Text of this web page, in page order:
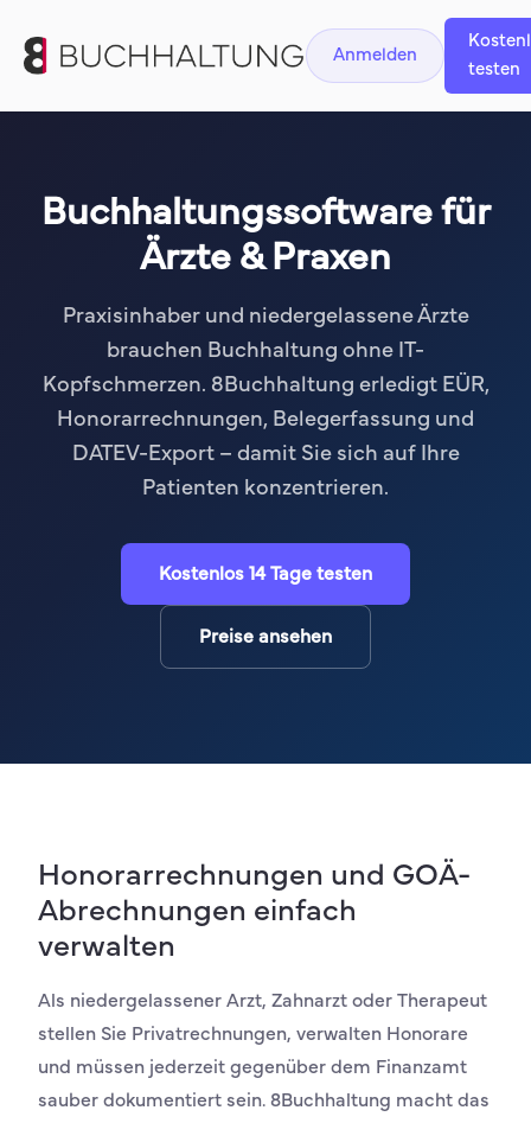
Anmelden
testen
Buchhaltungssoftware für
Ärzte & Praxen
Praxisinhaber und niedergelassene Ärzte
brauchen Buchhaltung ohne IT-
Kopfschmerzen. 8Buchhaltung erledigt EÜR,
Honorarrechnungen, Belegerfassung und
DATEV-Export – damit Sie sich auf Ihre
Patienten konzentrieren.
Kostenlos 14 Tage testen
Preise ansehen
Honorarrechnungen und GOÄ-
Abrechnungen einfach
verwalten
Als niedergelassener Arzt, Zahnarzt oder Therapeut
stellen Sie Privatrechnungen, verwalten Honorare
und müssen jederzeit gegenüber dem Finanzamt
sauber dokumentiert sein. 8Buchhaltung macht das